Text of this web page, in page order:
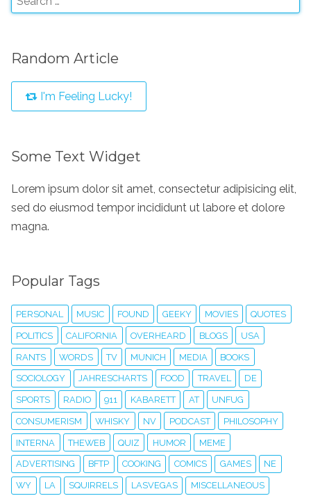
Random Article
I'm Feeling Lucky!
Some Text Widget
Lorem ipsum dolor sit amet, consectetur adipisicing elit,
sed do eiusmod tempor incididunt ut labore et dolore
magna.
Popular Tags
PERSONAL MUSIC FOUND GEEKY MOVIES QUOTES
POLITICS CALIFORNIA OVERHEARD BLOGS USA
RANTS WORDS TV MUNICH MEDIA BOOKS
SOCIOLOGY JAHRESCHARTS FOOD TRAVEL DE
SPORTS RADIO 911 KABARETT AT UNFUG
CONSUMERISM WHISKY NV PODCAST PHILOSOPHY
INTERNA THEWEB QUIZ HUMOR MEME
ADVERTISING BFTP COOKING COMICS GAMES NE
WY LA SQUIRRELS LASVEGAS MISCELLANEOUS